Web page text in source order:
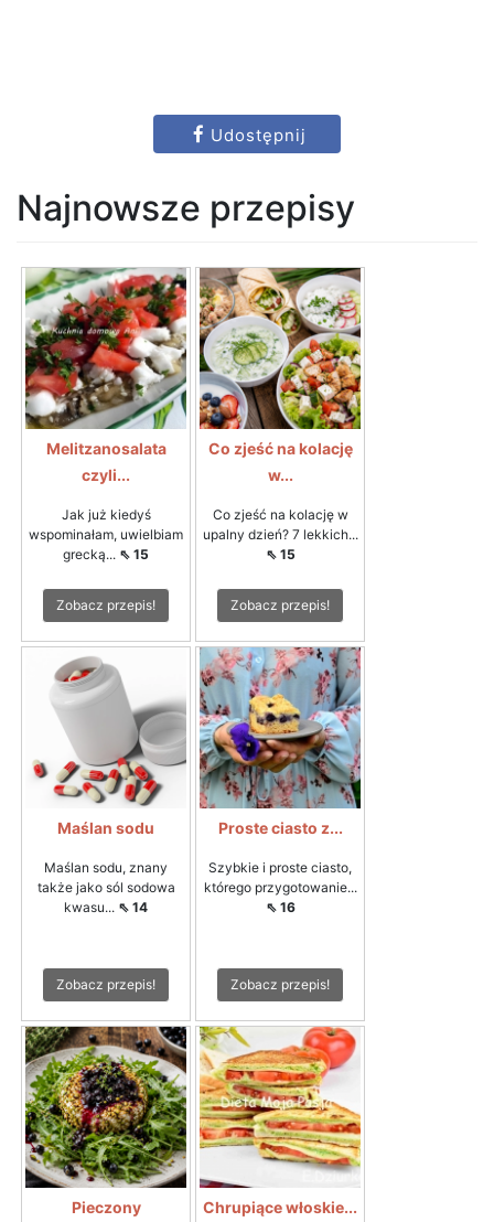
Udostępnij
Najnowsze przepisy
Melitzanosalata
czyli...
Jak już kiedyś
wspominałam, uwielbiam
grecką... ⇖ 15
Zobacz przepis!
Co zjeść na kolację
w...
Co zjeść na kolację w
upalny dzień? 7 lekkich...
⇖ 15
Zobacz przepis!
Maślan sodu
Maślan sodu, znany
także jako sól sodowa
kwasu... ⇖ 14
Zobacz przepis!
Proste ciasto z...
Szybkie i proste ciasto,
którego przygotowanie...
⇖ 16
Zobacz przepis!
Pieczony Chrupiące włoskie...